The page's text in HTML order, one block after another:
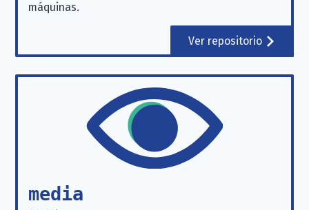
máquinas.
Ver repositorio
media